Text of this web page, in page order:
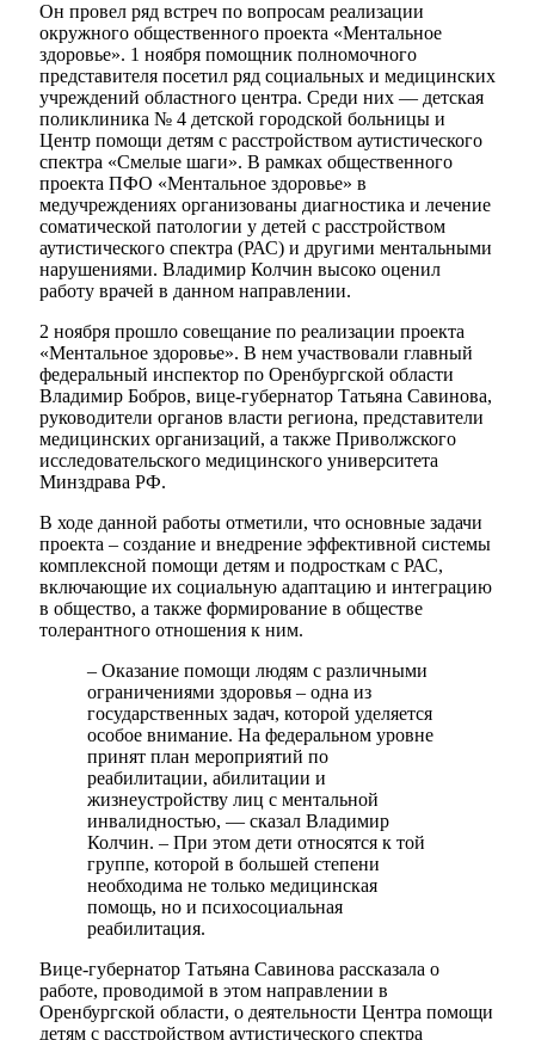
Он провел ряд встреч по вопросам реализации
окружного общественного проекта «Ментальное
здоровье». 1 ноября помощник полномочного
представителя посетил ряд социальных и медицинских
учреждений областного центра. Среди них — детская
поликлиника № 4 детской городской больницы и
Центр помощи детям с расстройством аутистического
спектра «Смелые шаги». В рамках общественного
проекта ПФО «Ментальное здоровье» в
медучреждениях организованы диагностика и лечение
соматической патологии у детей с расстройством
аутистического спектра (РАС) и другими ментальными
нарушениями. Владимир Колчин высоко оценил
работу врачей в данном направлении.
2 ноября прошло совещание по реализации проекта
«Ментальное здоровье». В нем участвовали главный
федеральный инспектор по Оренбургской области
Владимир Бобров, вице-губернатор Татьяна Савинова,
руководители органов власти региона, представители
медицинских организаций, а также Приволжского
исследовательского медицинского университета
Минздрава РФ.
В ходе данной работы отметили, что основные задачи
проекта – создание и внедрение эффективной системы
комплексной помощи детям и подросткам с РАС,
включающие их социальную адаптацию и интеграцию
в общество, а также формирование в обществе
толерантного отношения к ним.
– Оказание помощи людям с различными
ограничениями здоровья – одна из
государственных задач, которой уделяется
особое внимание. На федеральном уровне
принят план мероприятий по
реабилитации, абилитации и
жизнеустройству лиц с ментальной
инвалидностью, — сказал Владимир
Колчин. – При этом дети относятся к той
группе, которой в большей степени
необходима не только медицинская
помощь, но и психосоциальная
реабилитация.
Вице-губернатор Татьяна Савинова рассказала о
работе, проводимой в этом направлении в
Оренбургской области, о деятельности Центра помощи
детям с расстройством аутистического спектра